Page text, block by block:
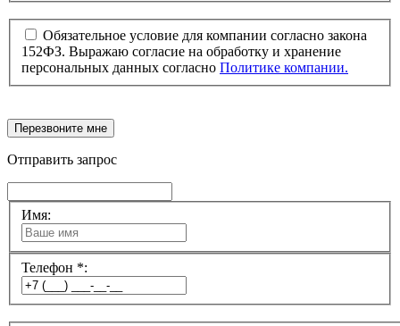
Обязательное условие для компании согласно закона
152ФЗ. Выражаю согласие на обработку и хранение
персональных данных согласно Политике компании.
Перезвоните мне
Отправить запрос
Имя:
Телефон *: